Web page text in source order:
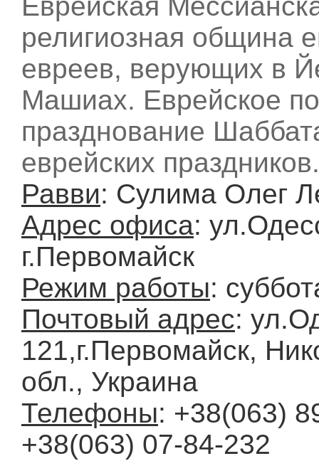
Еврейская
религиозная община
евреев, верующих в
Машиах. Еврейское
празднование
еврейских праздников.
Равви: Сулима Олег
Адрес офиса:
г.Первомайск
Режим работы:
Почтовый адрес:
121,г.Первомайск,
обл., Украина
Телефоны: +38(063)
+38(063) 07-84-232